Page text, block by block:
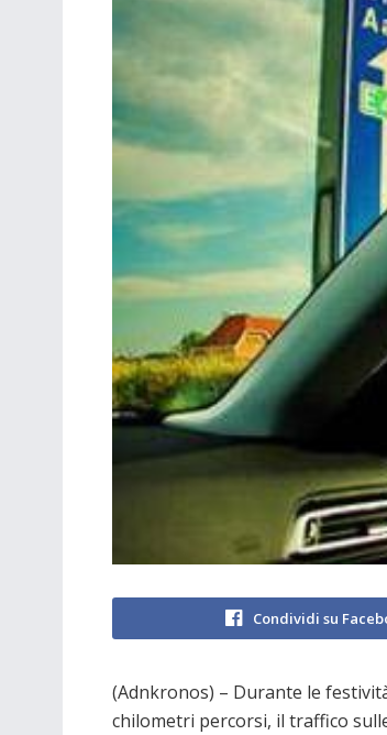
Condividi su
(Adnkronos) – Durante le
chilometri percorsi, il traffico